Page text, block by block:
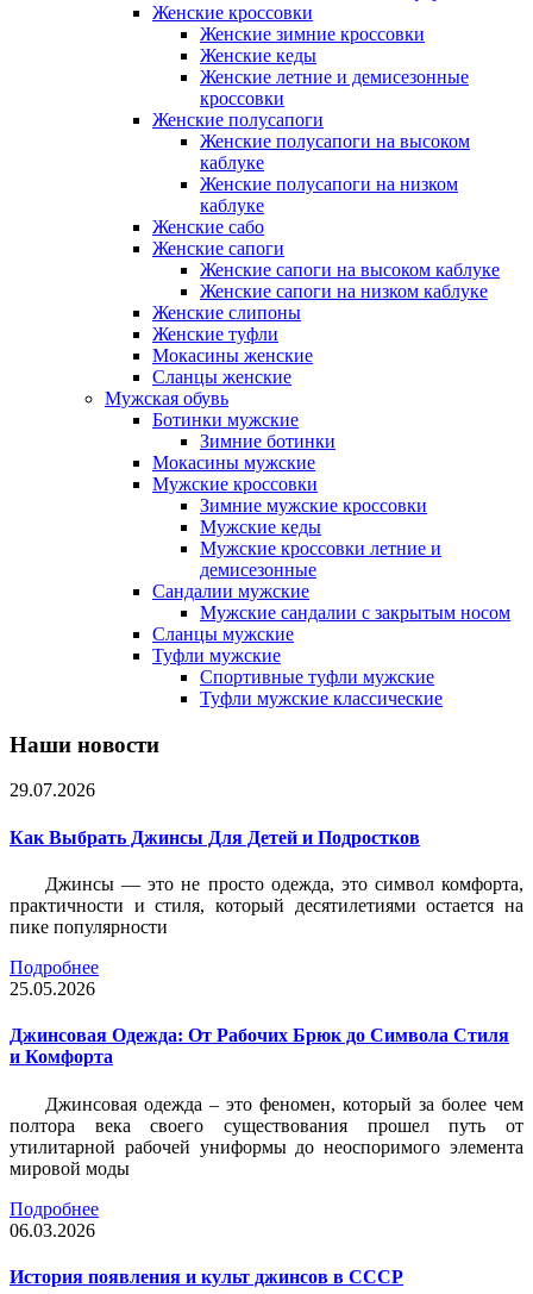
Женские кроссовки
Женские зимние кроссовки
Женские кеды
Женские летние и демисезонные
кроссовки
Женские полусапоги
Женские полусапоги на высоком
каблуке
Женские полусапоги на низком
каблуке
Женские сабо
Женские сапоги
Женские сапоги на высоком каблуке
Женские сапоги на низком каблуке
Женские слипоны
Женские туфли
Мокасины женские
Сланцы женские
Мужская обувь
Ботинки мужские
Зимние ботинки
Мокасины мужские
Мужские кроссовки
Зимние мужские кроссовки
Мужские кеды
Мужские кроссовки летние и
демисезонные
Сандалии мужские
Мужские сандалии с закрытым носом
Сланцы мужские
Туфли мужские
Спортивные туфли мужские
Туфли мужские классические
Наши новости
29.07.2026
Как Выбрать Джинсы Для Детей и Подростков
Джинсы — это не просто одежда, это символ комфорта,
практичности и стиля, который десятилетиями остается на
пике популярности
Подробнее
25.05.2026
Джинсовая Одежда: От Рабочих Брюк до Символа Стиля
и Комфорта
Джинсовая одежда – это феномен, который за более чем
полтора века своего существования прошел путь от
утилитарной рабочей униформы до неоспоримого элемента
мировой моды
Подробнее
06.03.2026
История появления и культ джинсов в СССР